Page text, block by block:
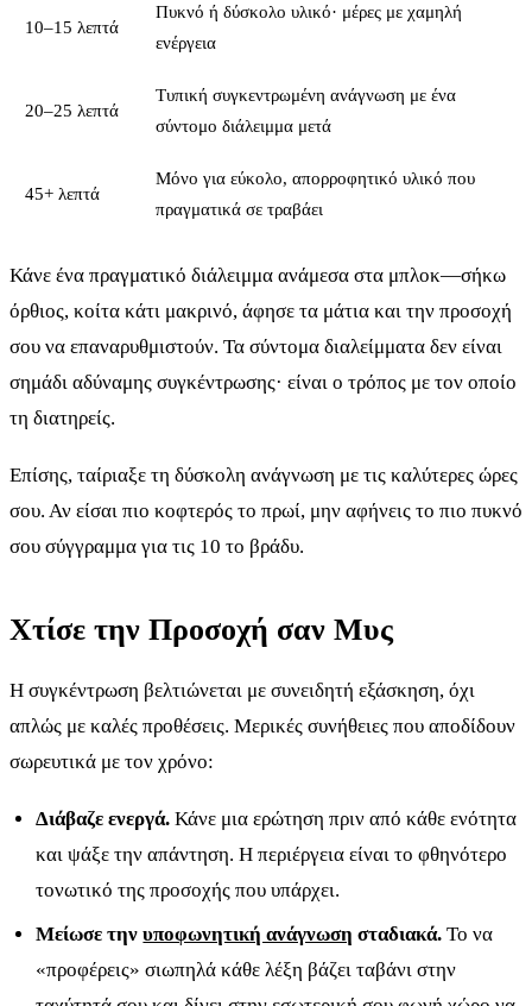
10–15 λεπτά
Πυκνό ή δύσκολο υλικό· μέρες με χαμηλή
ενέργεια
20–25 λεπτά
Τυπική συγκεντρωμένη ανάγνωση με ένα
σύντομο διάλειμμα μετά
45+ λεπτά
Μόνο για εύκολο, απορροφητικό υλικό που
πραγματικά σε τραβάει
Κάνε ένα πραγματικό διάλειμμα ανάμεσα στα μπλοκ—σήκω
όρθιος, κοίτα κάτι μακρινό, άφησε τα μάτια και την προσοχή
σου να επαναρυθμιστούν. Τα σύντομα διαλείμματα δεν είναι
σημάδι αδύναμης συγκέντρωσης· είναι ο τρόπος με τον οποίο
τη διατηρείς.
Επίσης, ταίριαξε τη δύσκολη ανάγνωση με τις καλύτερες ώρες
σου. Αν είσαι πιο κοφτερός το πρωί, μην αφήνεις το πιο πυκνό
σου σύγγραμμα για τις 10 το βράδυ.
Χτίσε την Προσοχή σαν Μυς
Η συγκέντρωση βελτιώνεται με συνειδητή εξάσκηση, όχι
απλώς με καλές προθέσεις. Μερικές συνήθειες που αποδίδουν
σωρευτικά με τον χρόνο:
Διάβαζε ενεργά. Κάνε μια ερώτηση πριν από κάθε ενότητα
και ψάξε την απάντηση. Η περιέργεια είναι το φθηνότερο
τονωτικό της προσοχής που υπάρχει.
Μείωσε τηνυποφωνητική ανάγνωση σταδιακά. Το να
«προφέρεις» σιωπηλά κάθε λέξη βάζει ταβάνι στην